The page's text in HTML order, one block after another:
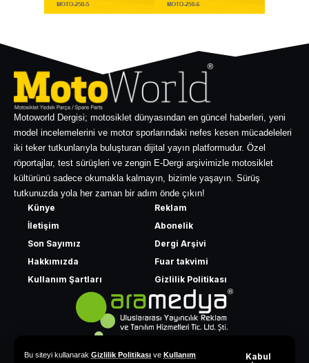
Bu siteyi kullanarak Gizlilik Politikası ve Kullanım
Kabul
Motoworld Dergisi; motosiklet dünyasından en güncel haberleri, yeni
model incelemelerini ve motor sporlarındaki nefes kesen mücadeleleri
iki teker tutkunlarıyla buluşturan dijital yayın platformudur. Özel
röportajlar, test sürüşleri ve zengin E-Dergi arşivimizle motosiklet
kültürünü sadece okumakla kalmayın, bizimle yaşayın. Sürüş
tutkunuzda yola her zaman bir adım önde çıkın!
Künye
İletişim
Son Sayımız
Hakkımızda
Kullanım Şartları
Reklam
Abonelik
Dergi Arşivi
Fuar takvimi
Gizlilik Politikası